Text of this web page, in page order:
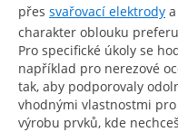
přes svařovací elektrody
charakter oblouku
Pro specifické úkoly se
například pro nerezové
tak, aby podporovaly
vhodnými vlastnostmi
výrobu prvků, kde